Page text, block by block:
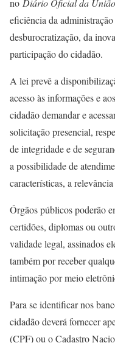
no Diário Oficial da União
eficiência da
desburocratização, da
participação do cidadão.
A lei prevê a
acesso às informações e
cidadão demandar e
solicitação presencial,
de integridade e de
a possibilidade de
características, a
Órgãos públicos poderão
certidões, diplomas ou
validade legal, assinados
também por receber
intimação por meio
Para se identificar nos
cidadão deverá fornecer
(CPF) ou o Cadastro